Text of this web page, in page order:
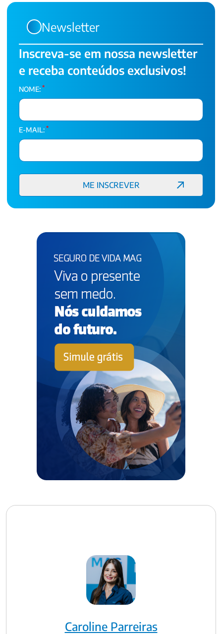
Newsletter
Inscreva-se em nossa newsletter
e receba conteúdos exclusivos!
NOME: *
E-MAIL: *
Caroline Parreiras